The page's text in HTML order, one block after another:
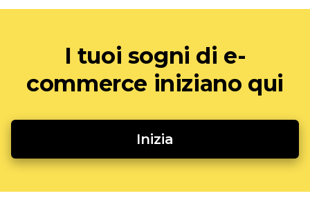
I tuoi sogni di e-
commerce iniziano qui
Inizia